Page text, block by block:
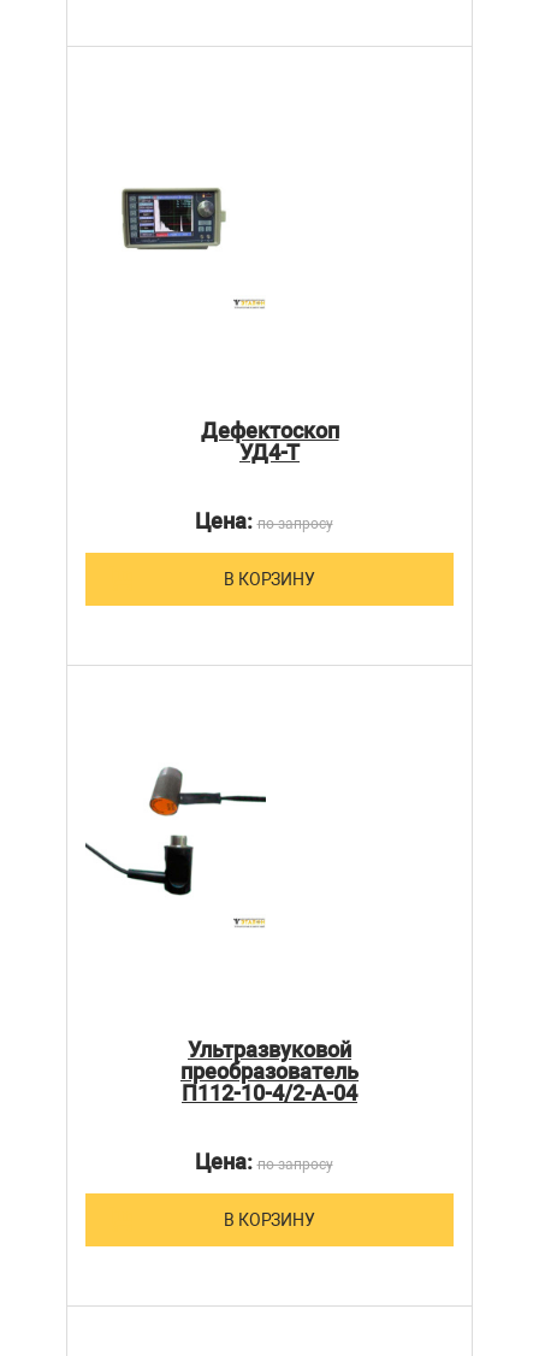
Дефектоскоп
УД4-Т
Цена:по запросу
В КОРЗИНУ
Ультразвуковой
преобразователь
П112-10-4/2-А-04
Цена:по запросу
В КОРЗИНУ